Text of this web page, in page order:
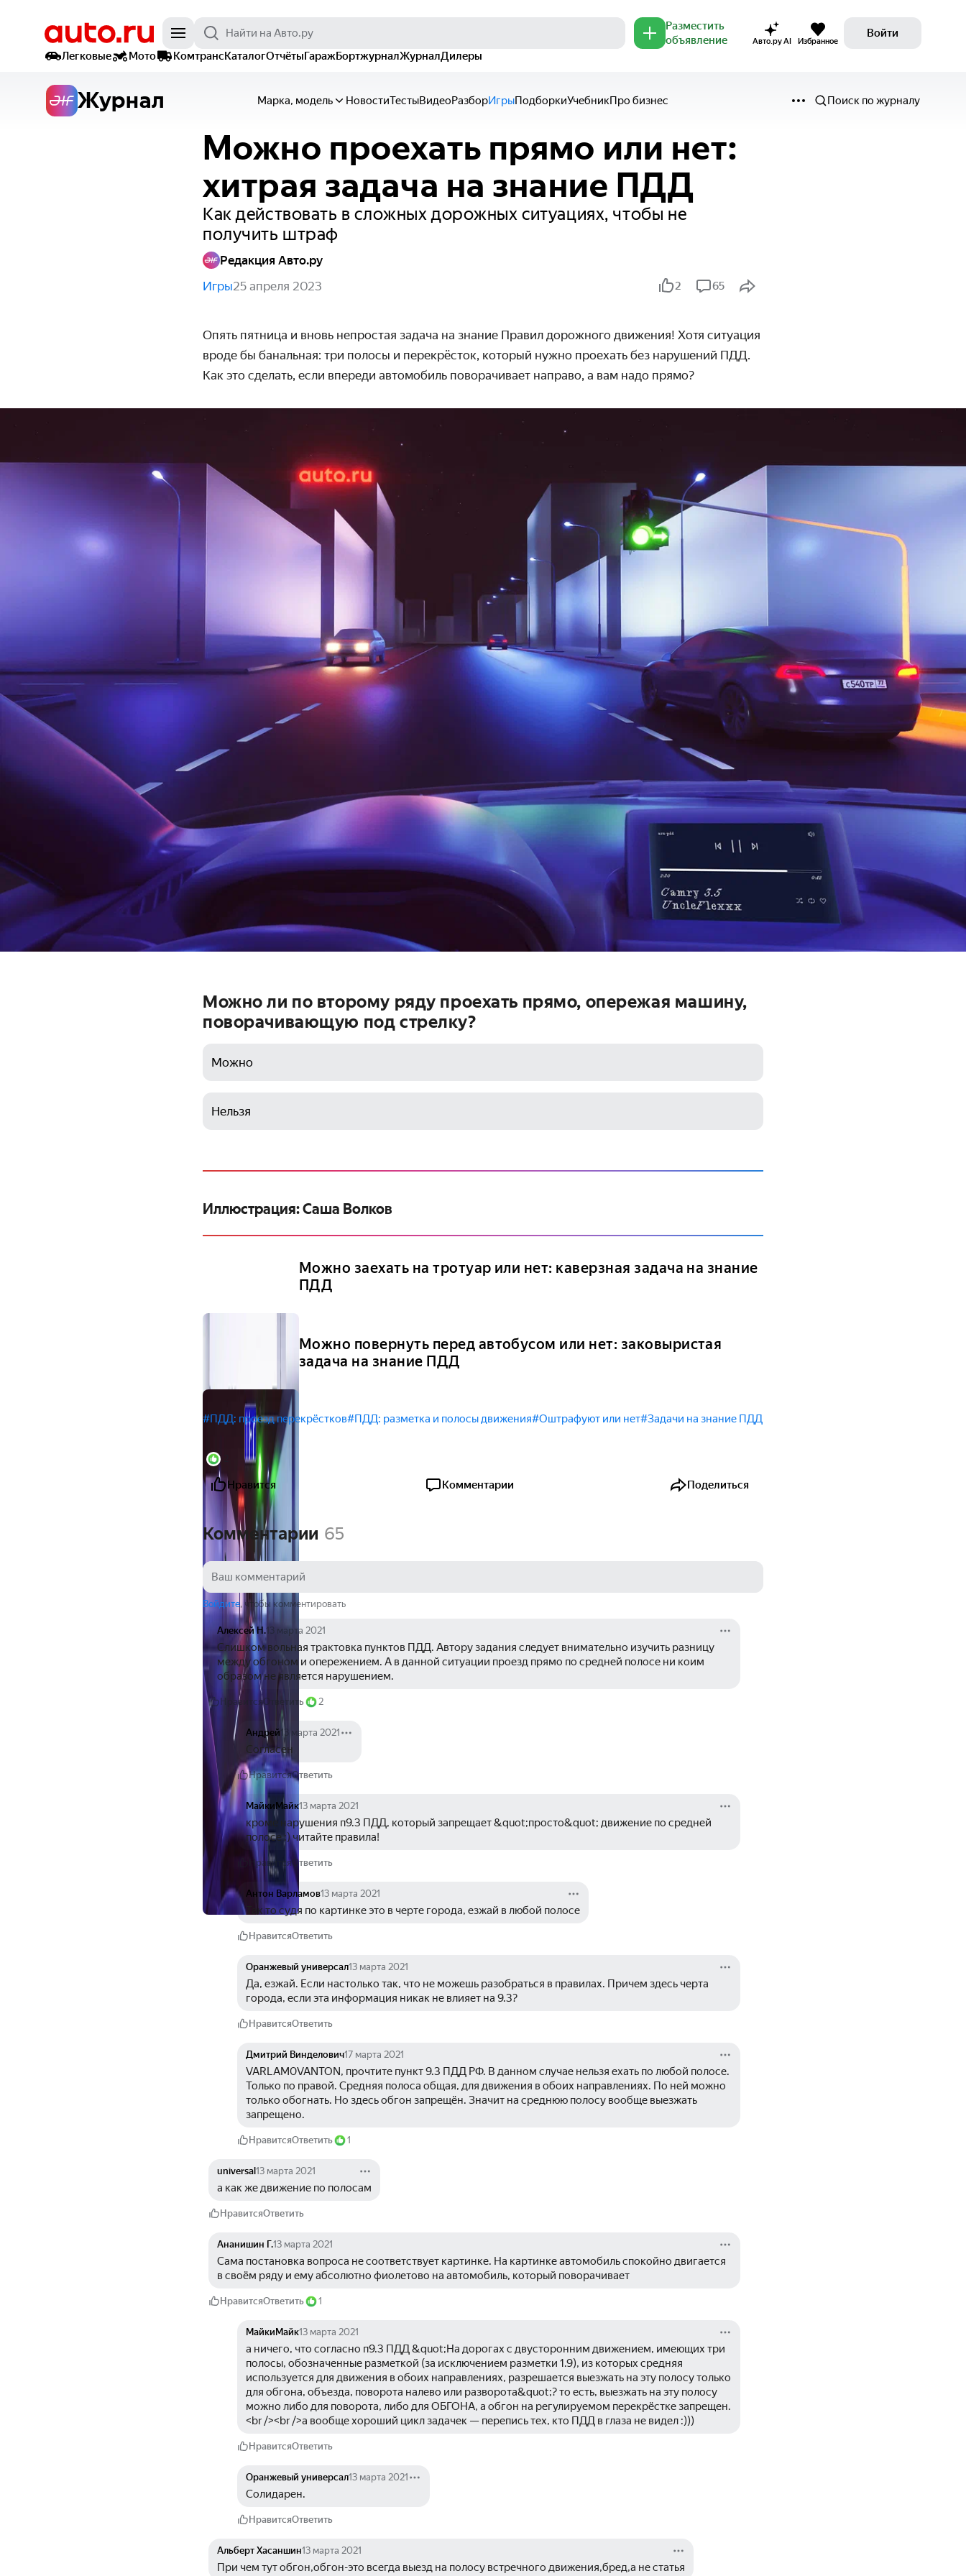
Разместить
объявление
Авто.ру AI Избранное
Войти
Легковые
Мото КомтрансКаталогОтчётыГаражБортжурналЖурналДилеры
Журнал Марка, модель НовостиТестыВидеоРазборИгрыПодборкиУчебникПро бизнес Поиск по журналу
Можно проехать прямо или нет:
хитрая задача на знание ПДД
Как действовать в сложных дорожных ситуациях, чтобы не
получить штраф
Редакция Авто.ру
Игры25 апреля 2023 2 65
Опять пятница и вновь непростая задача на знание Правил дорожного движения! Хотя ситуация
вроде бы банальная: три полосы и перекрёсток, который нужно проехать без нарушений ПДД.
Как это сделать, если впереди автомобиль поворачивает направо, а вам надо прямо?
Можно ли по второму ряду проехать прямо, опережая машину,
поворачивающую под стрелку?
Можно
Нельзя
Иллюстрация: Саша Волков
Можно заехать на тротуар или нет: каверзная задача на знание
ПДД
Можно повернуть перед автобусом или нет: заковыристая
задача на знание ПДД
#ПДД: проезд перекрёстков#ПДД: разметка и полосы движения#Оштрафуют или нет#Задачи на знание ПДД
Нравится Комментарии Поделиться
Комментарии 65
Войдите, чтобы комментировать
Алексей Н.13 марта 2021
Слишком вольная трактовка пунктов ПДД. Автору задания следует внимательно изучить разницу
между обгоном и опережением. А в данной ситуации проезд прямо по средней полосе ни коим
образом не является нарушением.
НравитсяОтветить 2
Андрей 13 марта 2021
Согласен
НравитсяОтветить
МайкиМайк13 марта 2021
кроме нарушения п9.3 ПДД, который запрещает &quot;просто&quot; движение по средней
полосе :) читайте правила!
НравитсяОтветить
Антон Варламов13 марта 2021
Так то судя по картинке это в черте города, езжай в любой полосе
НравитсяОтветить
Оранжевый универсал13 марта 2021
Да, езжай. Если настолько так, что не можешь разобраться в правилах. Причем здесь черта
города, если эта информация никак не влияет на 9.3?
НравитсяОтветить
Дмитрий Винделович17 марта 2021
VARLAM0VANTON, прочтите пункт 9.3 ПДД РФ. В данном случае нельзя ехать по любой полосе.
Только по правой. Средняя полоса общая, для движения в обоих направлениях. По ней можно
только обогнать. Но здесь обгон запрещён. Значит на среднюю полосу вообще выезжать
запрещено.
НравитсяОтветить 1
universal 13 марта 2021
а как же движение по полосам
НравитсяОтветить
Ананишин Г.13 марта 2021
Сама постановка вопроса не соответствует картинке. На картинке автомобиль спокойно двигается
в своём ряду и ему абсолютно фиолетово на автомобиль, который поворачивает
НравитсяОтветить 1
МайкиМайк13 марта 2021
а ничего, что согласно п9.3 ПДД &quot;На дорогах с двусторонним движением, имеющих три
полосы, обозначенные разметкой (за исключением разметки 1.9), из которых средняя
используется для движения в обоих направлениях, разрешается выезжать на эту полосу только
для обгона, объезда, поворота налево или разворота&quot;? то есть, выезжать на эту полосу
можно либо для поворота, либо для ОБГОНА, а обгон на регулируемом перекрёстке запрещен.
<br /><br />а вообще хороший цикл задачек — перепись тех, кто ПДД в глаза не видел :)))
НравитсяОтветить
Оранжевый универсал13 марта 2021
Солидарен.
НравитсяОтветить
Альберт Хасаншин13 марта 2021
При чем тут обгон,обгон-это всегда выезд на полосу встречного движения,бред,а не статья